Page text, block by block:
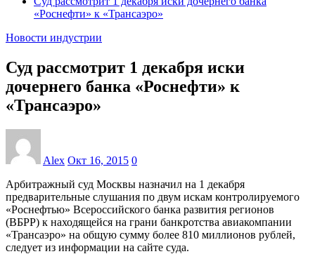
«Роснефти» к «Трансаэро»
Новости индустрии
Суд рассмотрит 1 декабря иски
дочернего банка «Роснефти» к
«Трансаэро»
Alex Окт 16, 2015 0
Арбитражный суд Москвы назначил на 1 декабря
предварительные слушания по двум искам контролируемого
«Роснефтью» Всероссийского банка развития регионов
(ВБРР) к находящейся на грани банкротства авиакомпании
«Трансаэро» на общую сумму более 810 миллионов рублей,
следует из информации на сайте суда.